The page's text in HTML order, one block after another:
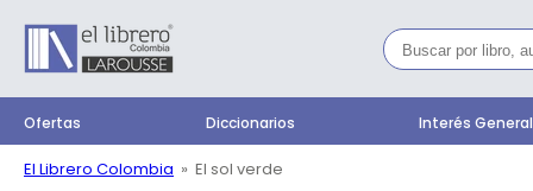
directamente
al contenido
Ofertas Diccionarios Interés General
El Librero Colombia El sol verde